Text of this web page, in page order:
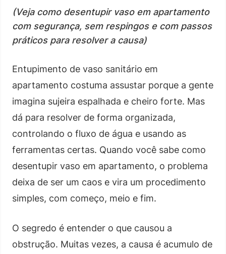
(Veja como desentupir vaso em apartamento
com segurança, sem respingos e com passos
práticos para resolver a causa)
Entupimento de vaso sanitário em
apartamento costuma assustar porque a gente
imagina sujeira espalhada e cheiro forte. Mas
dá para resolver de forma organizada,
controlando o fluxo de água e usando as
ferramentas certas. Quando você sabe como
desentupir vaso em apartamento, o problema
deixa de ser um caos e vira um procedimento
simples, com começo, meio e fim.
O segredo é entender o que causou a
obstrução. Muitas vezes, a causa é acumulo de